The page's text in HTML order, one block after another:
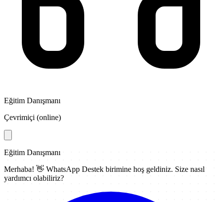
Eğitim Danışmanı
Çevrimiçi (online)
Eğitim Danışmanı
Merhaba! 👋 WhatsApp Destek birimine hoş geldiniz. Size nasıl
yardımcı olabiliriz?